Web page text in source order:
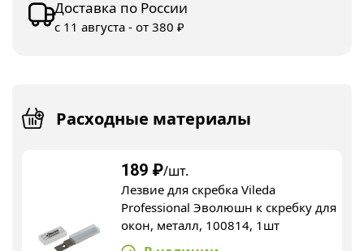
Доставка по России
с 11 августа - от 380 ₽
Расходные материалы
189 ₽/шт.
Лезвие для скребка Vileda
Professional Эволюшн к скребку для
окон, металл, 100814, 1шт